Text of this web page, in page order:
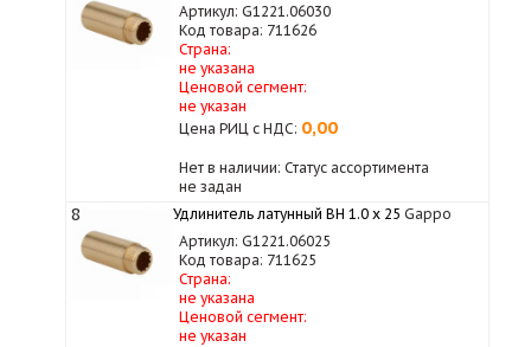
Артикул: G1221.06030
Код товара: 711626
Страна:
не указана
Ценовой сегмент:
не указан
Цена РИЦ с НДС: 0,00
Нет в наличии: Статус ассортимента
не задан
8 Удлинитель латунный ВН 1.0 х 25 Gappo
Артикул: G1221.06025
Код товара: 711625
Страна:
не указана
Ценовой сегмент:
не указан